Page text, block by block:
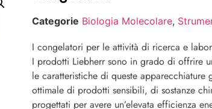
Categorie Biologia Molecolare,
I congelatori per le attività di ricerca e
I prodotti Liebherr sono in grado di offrire
le caratteristiche di queste
ottimale di prodotti sensibili, di sostanze
progettati per avere un’elevata efficienza